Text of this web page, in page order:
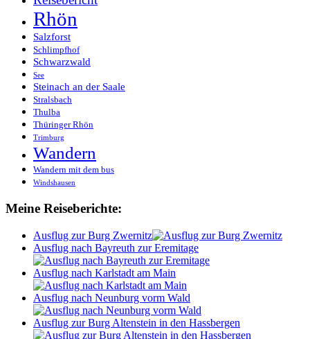
Rhön
Salzforst
Schlimpfhof
Schwarzwald
See
Steinach an der Saale
Stralsbach
Thulba
Thüringer Rhön
Trimburg
Wandern
Wandern mit dem bus
Windshausen
Meine Reiseberichte:
Ausflug zur Burg Zwernitz
Ausflug nach Bayreuth zur Eremitage
Ausflug nach Karlstadt am Main
Ausflug nach Neunburg vorm Wald
Ausflug zur Burg Altenstein in den Hassbergen